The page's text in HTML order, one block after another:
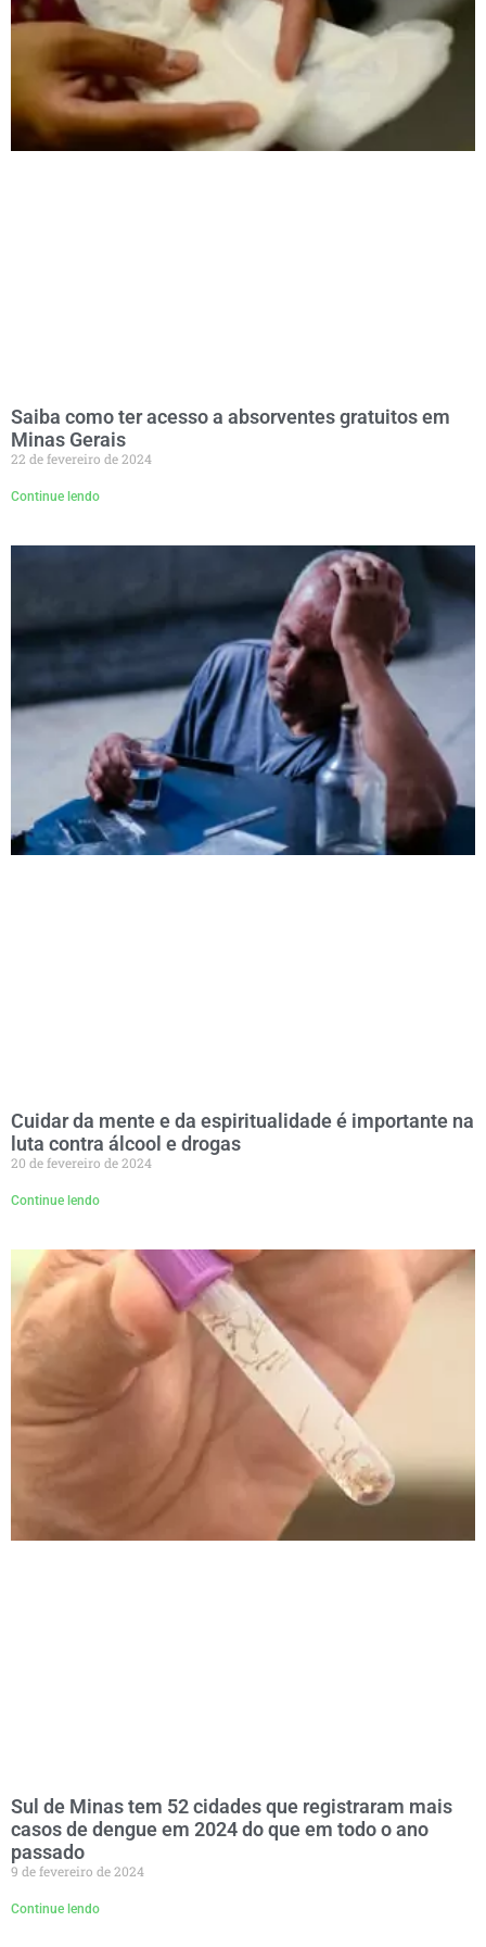
Saiba como ter acesso a absorventes gratuitos em
Minas Gerais
22 de fevereiro de 2024
Continue lendo
Cuidar da mente e da espiritualidade é importante na
luta contra álcool e drogas
20 de fevereiro de 2024
Continue lendo
Sul de Minas tem 52 cidades que registraram mais
casos de dengue em 2024 do que em todo o ano
passado
9 de fevereiro de 2024
Continue lendo